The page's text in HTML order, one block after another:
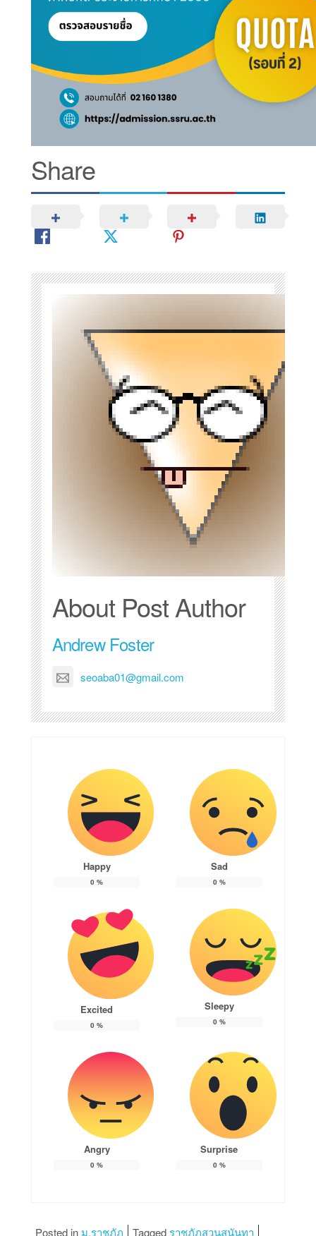
Share
About Post Author
Andrew Foster
seoaba01@gmail.com
Happy
0 %
Sad
0 %
Excited
0 %
Sleepy
0 %
Angry
0 %
Surprise
0 %
Posted in ม.ราชภัฏ Tagged ราชภัฏสวนสุนันทา